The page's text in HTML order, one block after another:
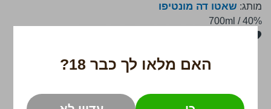
האם מלאו לך כבר 18?
מותג: שאטו דה מונטיפו
700ml /40%
לדלג
לסוף